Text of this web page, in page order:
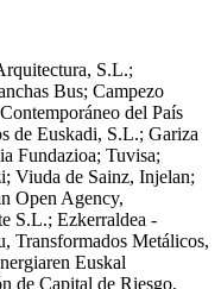
S.L.;
Bus; Campezo
del País
de Euskadi, S.L.; Gariza
Fundazioa; Tuvisa;
Viuda de Sainz, Injelan;
Open Agency,
S.L.; Ezkerraldea -
Transformados Metálicos,
Euskal
de Capital de Riesgo,